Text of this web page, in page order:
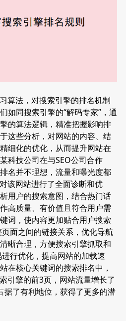
法，对搜索引擎的排名机制
如同搜索引擎的“解码专家”，通
的算法逻辑，精准把握影响排
这些分析，对网站的内容、结
细化的优化，从而提升网站在
科技公司在与SEO公司合作
名并不理想，流量和曝光度都
该网站进行了全面诊断和优
用户的搜索意图，结合热门话
高质量、有价值且符合用户需
词，使内容更加贴合用户搜索
面之间的链接关系，优化导航
晰合理，方便搜索引擎抓取和
行优化，提高网站的加载速
在核心关键词的搜索排名中，
引擎的前3页，网站流量增长了
据了有利地位，获得了更多的潜